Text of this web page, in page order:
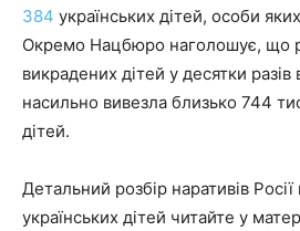
384 українських дітей, особи
Окремо Нацбюро наголошує, що
викрадених дітей у десятки разів
насильно вивезла близько 744
дітей.
Детальний розбір наративів
українських дітей читайте у